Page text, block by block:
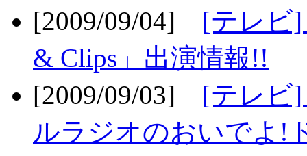
[2009/09/04] [テレビ]
& Clips」出演情報!!
[2009/09/03] [テレビ
ルラジオのおいでよ!